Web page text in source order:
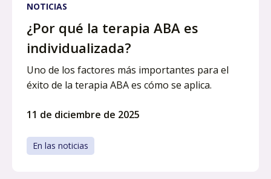
NOTICIAS
¿Por qué la terapia ABA es
individualizada?
Uno de los factores más importantes para el
éxito de la terapia ABA es cómo se aplica.
11 de diciembre de 2025
En las noticias